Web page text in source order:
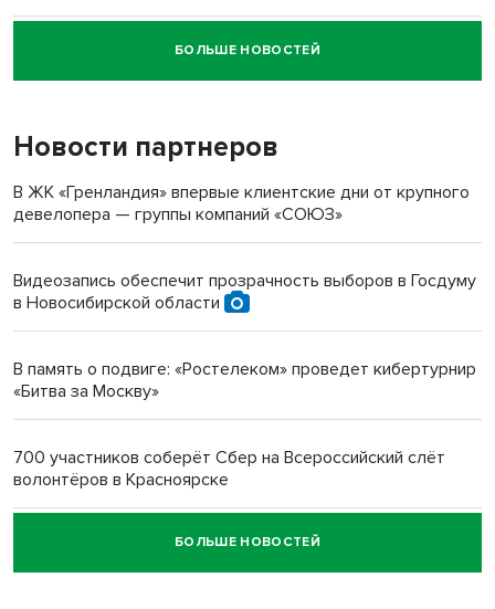
Новосибирский суд наказал водителя за смерть
пенсионерки на вокзале
«Мы живём на пастбище!»: в новосибирском селе лошади
терроризируют жителей
Инвалид получил условный срок за избиение врачей
Новосибирский преподаватель с женой вошли в топ-16
Обновлённое отделение ВТБ открылось в Искитиме
БОЛЬШЕ НОВОСТЕЙ
Новости партнеров
В ЖК «Гренландия» впервые клиентские дни от крупного
девелопера — группы компаний «СОЮЗ»
Видеозапись обеспечит прозрачность выборов в Госдуму
в Новосибирской области
В память о подвиге: «Ростелеком» проведет кибертурнир
«Битва за Москву»
700 участников соберёт Сбер на Всероссийский слёт
волонтёров в Красноярске
Честный выбор: видеонаблюдение обеспечит
объективность результатов ЕДГ в Новосибирской
БОЛЬШЕ НОВОСТЕЙ